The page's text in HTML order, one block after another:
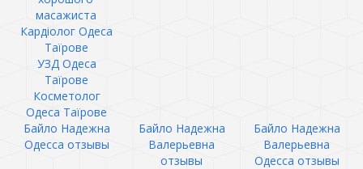
масажиста
Кардіолог Одеса
Таїрове
УЗД Одеса
Таїрове
Косметолог
Одеса Таїрове
Байло Надежна
Одесса отзывы
Байло Надежна
Валерьевна
отзывы
Байло Надежна
Валерьевна
Одесса отзывы